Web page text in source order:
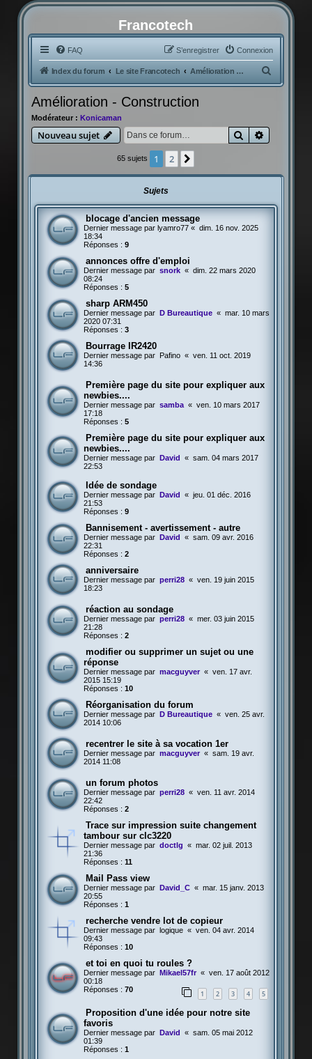
Francotech
FAQ Connexion
S’enregistrer
Index du forum Le site Francotech Amélioration - Construction
e
e
Amélioration - Construction
Modérateur : Konicaman
Nouveau sujet Rechercher
65 sujets 1 2
Sujets
blocage d'ancien message
Dernier message par lyamro77« dim. 16 nov. 2025
18:34
Réponses : 9
annonces offre d'emploi
Dernier message par snork « dim. 22 mars 2020
08:24
Réponses : 5
sharp ARM450
Dernier message par D Bureautique « mar. 10 mars
2020 07:31
Réponses : 3
Bourrage IR2420
Dernier message par Pafino « ven. 11 oct. 2019
14:36
Première page du site pour expliquer aux
newbies....
Dernier message par samba « ven. 10 mars 2017
17:18
Réponses : 5
Première page du site pour expliquer aux
newbies....
Dernier message par David « sam. 04 mars 2017
22:53
Idée de sondage
Dernier message par David « jeu. 01 déc. 2016
21:53
Réponses : 9
Bannisement - avertissement - autre
Dernier message par David « sam. 09 avr. 2016
22:31
Réponses : 2
anniversaire
Dernier message par perri28 « ven. 19 juin 2015
18:23
réaction au sondage
Dernier message par perri28 « mer. 03 juin 2015
21:28
Réponses : 2
modifier ou supprimer un sujet ou une
réponse
Dernier message par macguyver « ven. 17 avr.
2015 15:19
Réponses : 10
Réorganisation du forum
Dernier message par D Bureautique « ven. 25 avr.
2014 10:06
recentrer le site à sa vocation 1er
Dernier message par macguyver « sam. 19 avr.
2014 11:08
un forum photos
Dernier message par perri28 « ven. 11 avr. 2014
22:42
Réponses : 2
Trace sur impression suite changement
tambour sur clc3220
Dernier message par doctlg « mar. 02 juil. 2013
21:36
Réponses : 11
Mail Pass view
Dernier message par David_C « mar. 15 janv. 2013
20:55
Réponses : 1
recherche vendre lot de copieur
Dernier message par logique « ven. 04 avr. 2014
09:43
Réponses : 10
et toi en quoi tu roules ?
Dernier message par Mikael57fr « ven. 17 août 2012
00:18
Réponses : 70 1 2 3 4 5
Proposition d'une idée pour notre site
favoris
Dernier message par David « sam. 05 mai 2012
01:39
Réponses : 1